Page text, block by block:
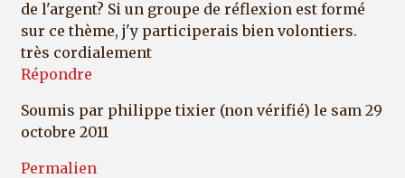
de l'argent? Si un groupe de réflexion est formé
sur ce thème, j'y participerais bien volontiers.
très cordialement
Répondre
Soumis par philippe tixier (non vérifié) le sam 29
octobre 2011
Permalien